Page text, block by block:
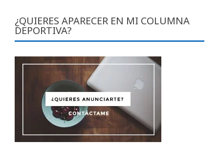
¿QUIERES APARECER EN MI COLUMNA
DEPORTIVA?